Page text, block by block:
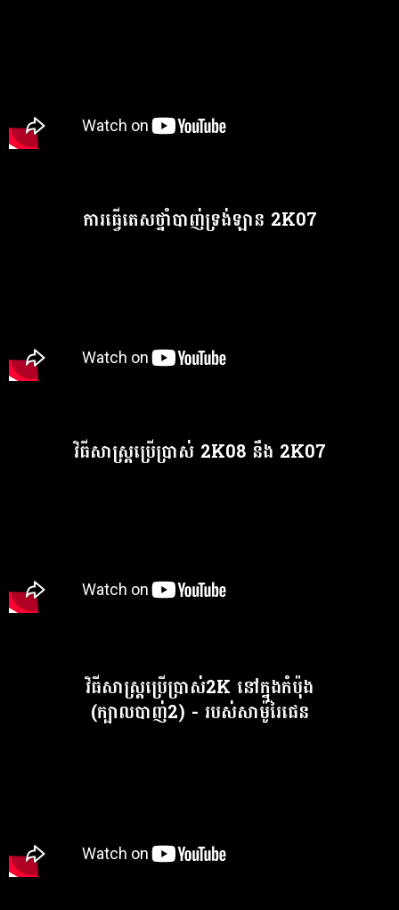
ការធ្វើតេសថ្នាំបាញ់ទ្រង់ឡាន 2K07
វិធីសាស្រ្តប្រើប្រាស់ 2K08 នឹង 2K07
វិធីសាស្រ្តប្រើប្រាស់2K នៅក្នុងកំប៉ុង
(ក្បាលបាញ់2) - របស់សាម៉ូរៃផេន